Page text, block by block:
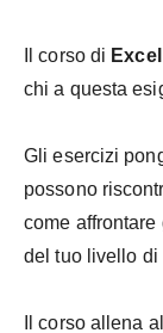
Il corso di
chi a questa
Gli esercizi
possono
come
del tuo livello di
Il corso allena al